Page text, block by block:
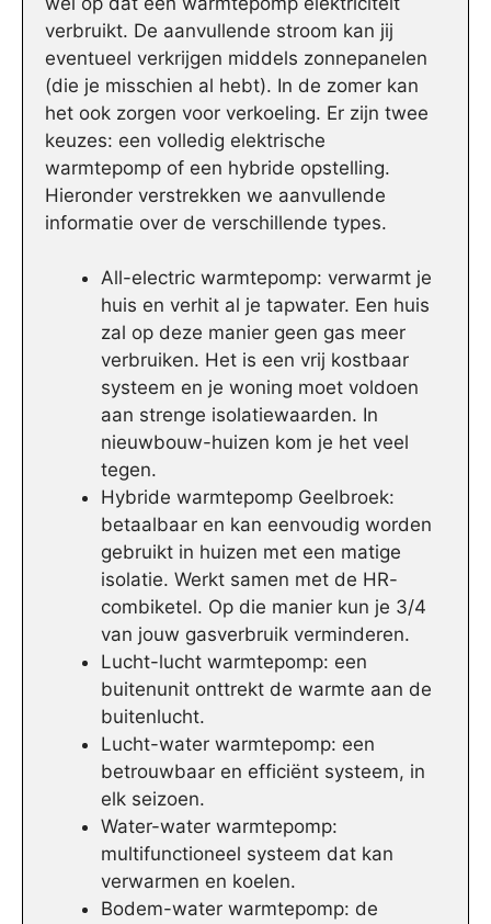
verbruikt. De aanvullende stroom kan jij
eventueel verkrijgen middels zonnepanelen
(die je misschien al hebt). In de zomer kan
het ook zorgen voor verkoeling. Er zijn twee
keuzes: een volledig elektrische
warmtepomp of een hybride opstelling.
Hieronder verstrekken we aanvullende
informatie over de verschillende types.
All-electric warmtepomp: verwarmt je
huis en verhit al je tapwater. Een huis
zal op deze manier geen gas meer
verbruiken. Het is een vrij kostbaar
systeem en je woning moet voldoen
aan strenge isolatiewaarden. In
nieuwbouw-huizen kom je het veel
tegen.
Hybride warmtepomp Geelbroek:
betaalbaar en kan eenvoudig worden
gebruikt in huizen met een matige
isolatie. Werkt samen met de HR-
combiketel. Op die manier kun je 3/4
van jouw gasverbruik verminderen.
Lucht-lucht warmtepomp: een
buitenunit onttrekt de warmte aan de
buitenlucht.
Lucht-water warmtepomp: een
betrouwbaar en efficiënt systeem, in
elk seizoen.
Water-water warmtepomp:
multifunctioneel systeem dat kan
verwarmen en koelen.
Bodem-water warmtepomp: de